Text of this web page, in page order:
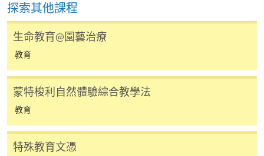
網上報名只支援「提早報讀優惠」。如需享用其他
報讀優惠，請親臨學院的報名中心報名。
在網上報名過程中，由於提交課程申請和付款在系
功被獲取錄。任何不成功的申請，課程組職員將儘
快與 閣下聯絡。
在網上報名過程中，付款成功後，網頁將顯示付款
探索其他課程
生命教育@園藝治療
教育
蒙特梭利自然體驗綜合教學法
教育
特殊教育文憑